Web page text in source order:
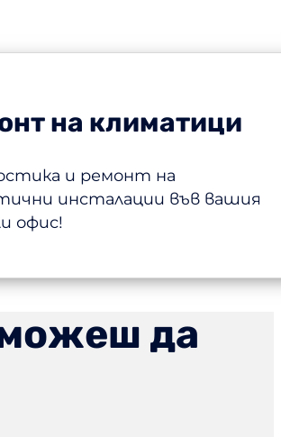
на климатици
и ремонт на
инсталации във вашия
офис!
да